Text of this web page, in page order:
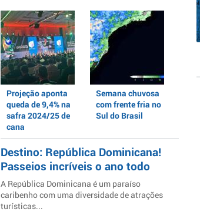
Projeção aponta
queda de 9,4% na
safra 2024/25 de
cana
Semana chuvosa
com frente fria no
Sul do Brasil
Destino: República Dominicana!
Passeios incríveis o ano todo
A República Dominicana é um paraíso
caribenho com uma diversidade de atrações
turísticas...